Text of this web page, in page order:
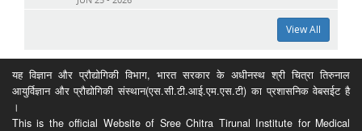
View All
यह विज्ञान और प्रौद्योगिकी विभाग, भारत सरकार के अधीनस्थ श्री चित्रा तिरुनाल
आयुर्विज्ञान और प्रौद्योगिकी संस्थान(एस.सी.टी.आई.एम.एस.टी) का प्रशासनिक वेबसईट है
।
This is the official Website of Sree Chitra Tirunal Institute for Medical